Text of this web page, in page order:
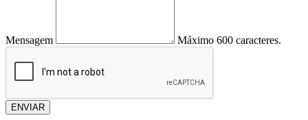
Mensagem Máximo 600 caracteres.
ENVIAR